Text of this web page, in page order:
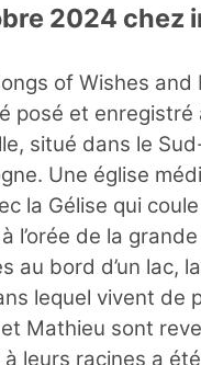
2024 chez
of Wishes
posé et enregistré
situé dans le
Une église
la Gélise qui
l’orée de la
au bord d’un lac,
lequel vivent de
Mathieu sont
leurs racines a